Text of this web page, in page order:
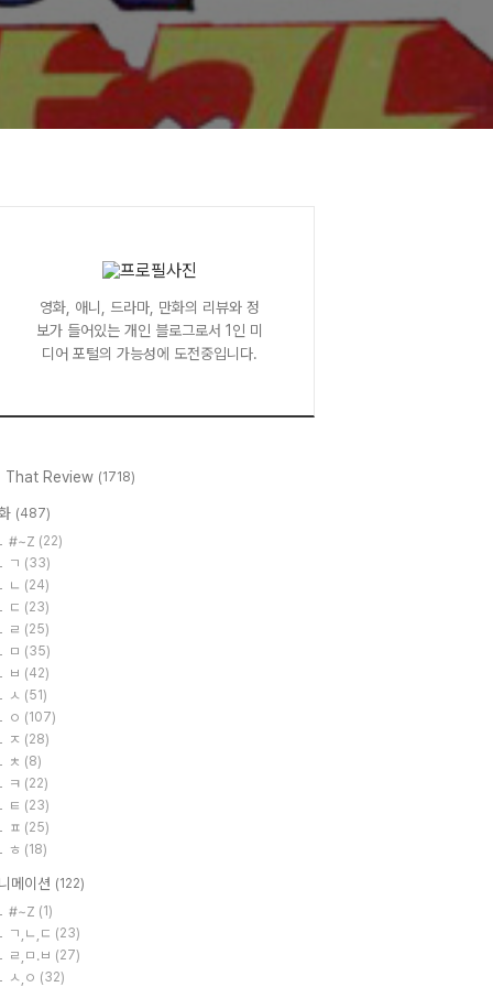
영화, 애니, 드라마, 만화의 리뷰와 정
보가 들어있는 개인 블로그로서 1인 미
디어 포털의 가능성에 도전중입니다.
That Review (1718)
(487)
#~Z (22)
ㄱ (33)
ㄴ (24)
ㄷ (23)
ㄹ (25)
ㅁ (35)
ㅂ (42)
ㅅ (51)
ㅇ (107)
ㅈ (28)
ㅊ (8)
ㅋ (22)
ㅌ (23)
ㅍ (25)
ㅎ (18)
메이션 (122)
#~Z (1)
ㄱ,ㄴ,ㄷ (23)
ㄹ,ㅁ.ㅂ (27)
ㅅ,ㅇ (32)